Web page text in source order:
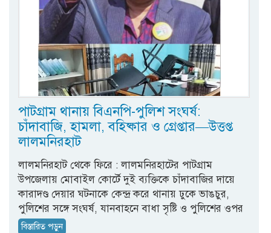
পাটগ্রাম থানায় বিএনপি-পুলিশ সংঘর্ষ:
চাঁদাবাজি, হামলা, বহিষ্কার ও গ্রেপ্তার—উত্তপ্ত
লালমনিরহাট
লালমনিরহাট থেকে ফিরে : লালমনিরহাটের পাটগ্রাম
উপজেলায় মোবাইল কোর্টে দুই ব্যক্তিকে চাঁদাবাজির দায়ে
কারাদণ্ড দেয়ার ঘটনাকে কেন্দ্র করে থানায় ঢুকে ভাঙচুর,
পুলিশের সঙ্গে সংঘর্ষ, যানবাহনে বাধা সৃষ্টি ও পুলিশের ওপর
বিস্তারিত পড়ুন